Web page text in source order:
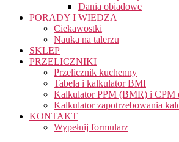
Dania obiadowe
PORADY I WIEDZA
Ciekawostki
Nauka na talerzu
SKLEP
PRZELICZNIKI
Przelicznik kuchenny
Tabela i kalkulator BMI
Kalkulator PPM (BMR) i CPM
Kalkulator zapotrzebowania
KONTAKT
Wypełnij formularz